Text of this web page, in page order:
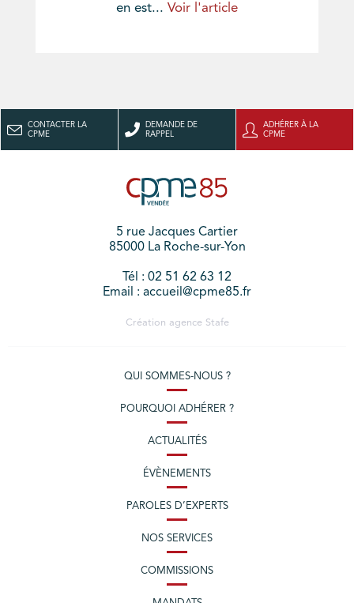
en est... Voir l'article
CONTACTER LA
CPME
DEMANDE DE
RAPPEL
ADHÉRER À LA
CPME
5 rue Jacques Cartier
85000 La Roche-sur-Yon
Tél : 02 51 62 63 12
Email : accueil@cpme85.fr
Création agence Stafe
QUI SOMMES-NOUS ?
POURQUOI ADHÉRER ?
ACTUALITÉS
ÉVÈNEMENTS
PAROLES D’EXPERTS
NOS SERVICES
COMMISSIONS